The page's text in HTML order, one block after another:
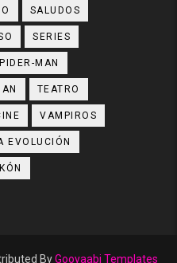
SALUDOS
SERIES
MAN
TEATRO
VAMPIROS
EVOLUCIÓN
ByGooyaabi Templates